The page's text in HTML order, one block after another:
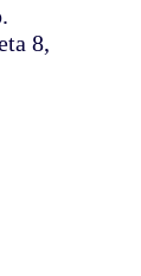
8,